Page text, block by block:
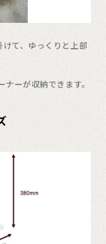
て、ゆっくりと上部
ナーが収納できます。